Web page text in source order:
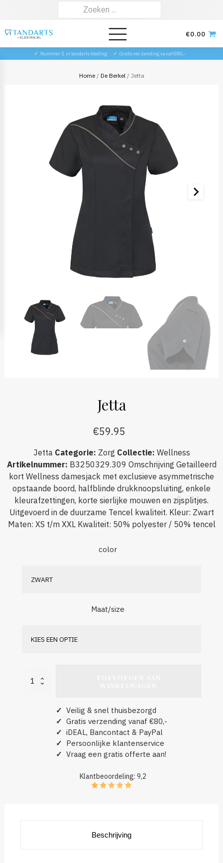
€0.00
✓ Nummer 1 in tandarts kleding ✓ Gratis verzending vanaf €80,-
Home/ De Berkel/ Jetta
Jetta
€59.95
Jetta Categorie: Zorg Collectie: Wellness
Artikelnummer: B3250329.309 Omschrijving Getailleerd
kort Wellness damesjack met exclusieve asymmetrische
opstaande boord, halfblinde drukknoopsluiting, enkele
kleurafzettingen, korte sierlijke mouwen en zijsplitjes.
Uitgevoerd in de duurzame Tencel kwaliteit. Kleur: Zwart
Maten: XS t/m XXL Kwaliteit: 50% polyester / 50% tencel
color
Maat/size
Jetta
aantal
✓ Veilig & snel thuisbezorgd
✓ Gratis verzending vanaf €80,-
✓ iDEAL, Bancontact & PayPal
✓ Persoonlijke klantenservice
✓ Vraag een gratis offerte aan!
Klantbeoordeling: 9,2
Beschrijving